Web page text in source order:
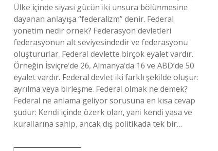
Ülke içinde siyasi gücün iki unsura bölünmesine
dayanan anlayışa “federalizm” denir. Federal
yönetim nedir örnek? Federasyon devletleri
federasyonun alt seviyesindedir ve federasyonu
oluştururlar. Federal devlette birçok eyalet vardır.
Örneğin İsviçre’de 26, Almanya’da 16 ve ABD’de 50
eyalet vardır. Federal devlet iki farklı şekilde oluşur:
ayrılma veya birleşme. Federal olmak ne demek?
Federal ne anlama geliyor sorusuna en kısa cevap
şudur: Kendi içinde özerk olan, yani kendi yasa ve
kurallarına sahip, ancak dış politikada tek bir…